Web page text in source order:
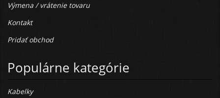
Výmena / vrátenie tovaru
Kontakt
Pridať obchod
Populárne kategórie
Kabelky